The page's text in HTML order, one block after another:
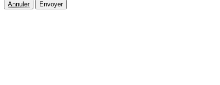
Annuler Envoyer